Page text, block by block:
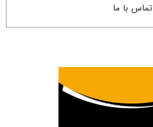
تماس با ما